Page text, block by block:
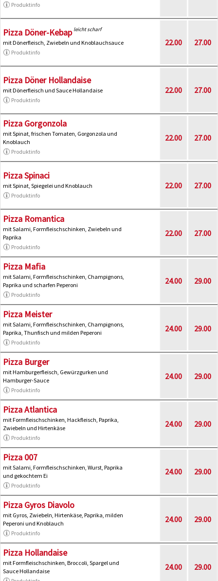
Produktinfo
Pizza Döner-Kebap leicht scharf
mit Dönerfleisch, Zwiebeln und Knoblauchsauce
Produktinfo
22.00 27.00
Pizza Döner Hollandaise
mit Dönerfleisch und Sauce Hollandaise
Produktinfo
22.00 27.00
Pizza Gorgonzola
mit Spinat, frischen Tomaten, Gorgonzola und
Knoblauch
Produktinfo
22.00 27.00
Pizza Spinaci
mit Spinat, Spiegelei und Knoblauch
Produktinfo
22.00 27.00
Pizza Romantica
mit Salami, Formfleischschinken, Zwiebeln und
Paprika
Produktinfo
22.00 27.00
Pizza Mafia
mit Salami, Formfleischschinken, Champignons,
Paprika und scharfen Peperoni
Produktinfo
24.00 29.00
Pizza Meister
mit Salami, Formfleischschinken, Champignons,
Paprika, Thunfisch und milden Peperoni
Produktinfo
24.00 29.00
Pizza Burger
mit Hamburgerfleisch, Gewürzgurken und
Hamburger-Sauce
Produktinfo
24.00 29.00
Pizza Atlantica
mit Formfleischschinken, Hackfleisch, Paprika,
Zwiebeln und Hirtenkäse
Produktinfo
24.00 29.00
Pizza 007
mit Salami, Formfleischschinken, Wurst, Paprika
und gekochtem Ei
Produktinfo
24.00 29.00
Pizza Gyros Diavolo
mit Gyros, Zwiebeln, Hirtenkäse, Paprika, milden
Peperoni und Knoblauch
Produktinfo
24.00 29.00
Pizza Hollandaise
mit Formfleischschinken, Broccoli, Spargel und
Sauce Hollandaise
24.00 29.00